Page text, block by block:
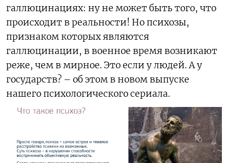
галлюцинациях: ну не может быть того, что
происходит в реальности! Но психозы,
признаком которых являются
галлюцинации, в военное время возникают
реже, чем в мирное. Это если у людей. А у
государств? – об этом в новом выпуске
нашего психологического сериала.